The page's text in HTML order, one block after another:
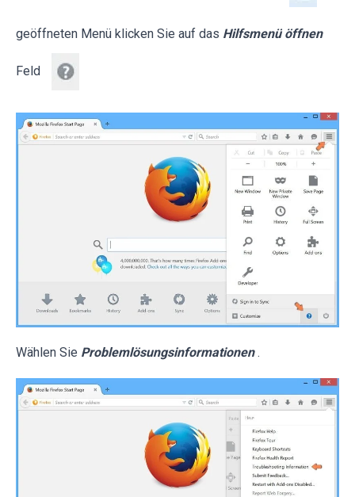
geöffneten Menü klicken Sie auf das Hilfsmenü öffnen
Feld
Wählen Sie Problemlösungsinformationen .